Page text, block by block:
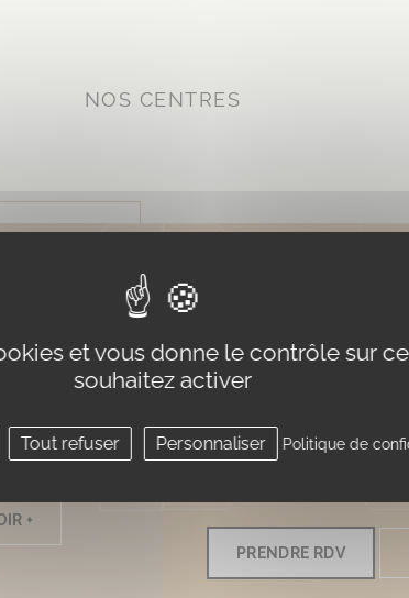
NOS CENTRES
de La
offre une
traiter...
+
esthétique de
Les traitements que
médecins esthétiques
pour objectif
PRENDRE RDV
et vous donne le contrôle sur
souhaitez activer
Tout refuser Personnaliser Politique de